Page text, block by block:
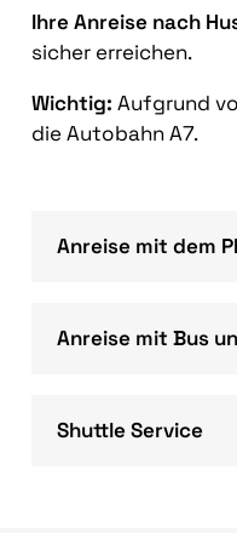
Ihre Anreise nach
sicher erreichen.
Wichtig: Aufgrund
die Autobahn A7.
Anreise mit dem
Anreise mit Bus
Shuttle Service